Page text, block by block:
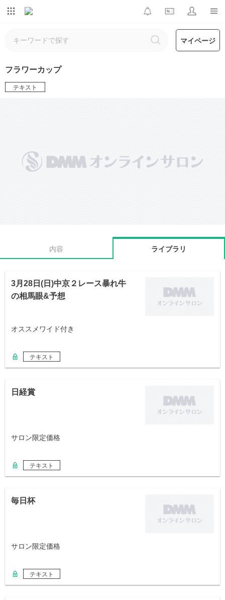
マイページ
フラワーカップ
テキスト
内容 ライブラリ
3月28日(日)中京２レース暴れ牛
の相馬眼&予想
オススメワイド付き
テキスト
日経賞
サロン限定価格
テキスト
毎日杯
サロン限定価格
テキスト